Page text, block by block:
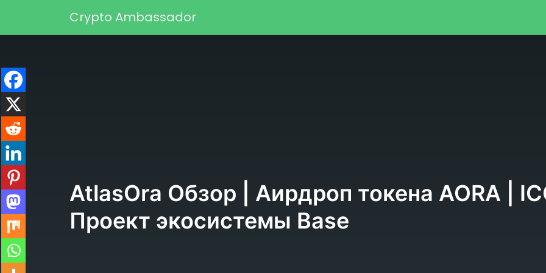
Основная навигация
Crypto Ambassador
AtlasOra Обзор | Аирдроп токена AORA |
Проект экосистемы Base